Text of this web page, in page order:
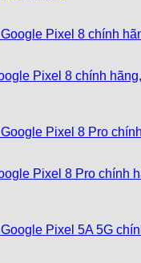
Pixel 8 chính
Pixel 8 Pro chính